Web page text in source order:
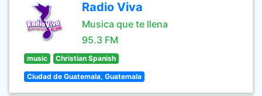
Radio Viva
Musica que te llena
95.3 FM
music Christian Spanish
Ciudad de Guatemala, Guatemala